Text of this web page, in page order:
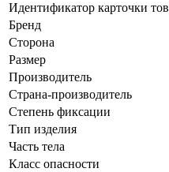
Идентификатор карточки
Бренд
Сторона
Размер
Производитель
Страна-производитель
Степень фиксации
Тип изделия
Часть тела
Класс опасности